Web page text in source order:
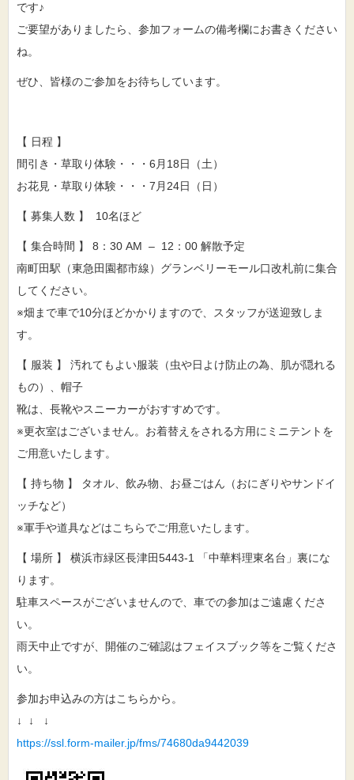
です♪
ご要望がありましたら、参加フォームの備考欄にお書きください
ね。
ぜひ、皆様のご参加をお待ちしています。
【 日程 】
間引き・草取り体験・・・6月18日（土）
お花見・草取り体験・・・7月24日（日）
【 募集人数 】 10名ほど
【 集合時間 】 8：30 AM – 12：00 解散予定
南町田駅（東急田園都市線）グランベリーモール口改札前に集合
してください。
※畑まで車で10分ほどかかりますので、スタッフが送迎致しま
す。
【 服装 】 汚れてもよい服装（虫や日よけ防止の為、肌が隠れる
もの）、帽子
靴は、長靴やスニーカーがおすすめです。
※更衣室はございません。お着替えをされる方用にミニテントを
ご用意いたします。
【 持ち物 】 タオル、飲み物、お昼ごはん（おにぎりやサンドイ
ッチなど）
※軍手や道具などはこちらでご用意いたします。
【 場所 】 横浜市緑区長津田5443-1 「中華料理東名台」裏にな
ります。
駐車スペースがございませんので、車での参加はご遠慮くださ
い。
雨天中止ですが、開催のご確認はフェイスブック等をご覧くださ
い。
参加お申込みの方はこちらから。
↓ ↓ ↓
https://ssl.form-mailer.jp/fms/74680da9442039